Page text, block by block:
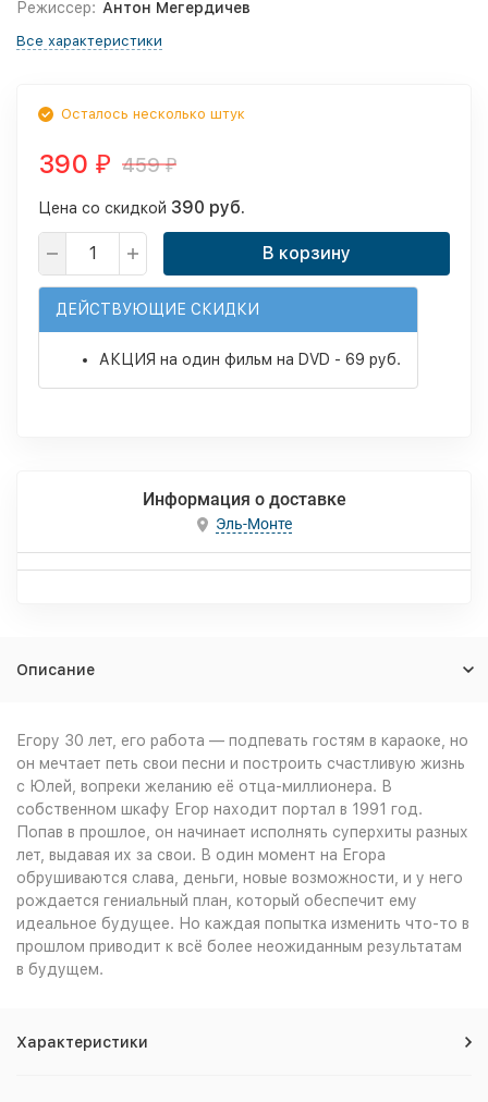
Режиссер: Антон Мегердичев
Все характеристики
Осталось несколько штук
390 ₽ 459₽
Цена со скидкой 390 руб.
В корзину
ДЕЙСТВУЮЩИЕ СКИДКИ
АКЦИЯ на один фильм на DVD - 69 руб.
Информация о доставке
Эль-Монте
Описание
Егору 30 лет, его работа — подпевать гостям в караоке, но
он мечтает петь свои песни и построить счастливую жизнь
с Юлей, вопреки желанию её отца-миллионера. В
собственном шкафу Егор находит портал в 1991 год.
Попав в прошлое, он начинает исполнять суперхиты разных
лет, выдавая их за свои. В один момент на Егора
обрушиваются слава, деньги, новые возможности, и у него
рождается гениальный план, который обеспечит ему
идеальное будущее. Но каждая попытка изменить что-то в
прошлом приводит к всё более неожиданным результатам
в будущем.
Характеристики